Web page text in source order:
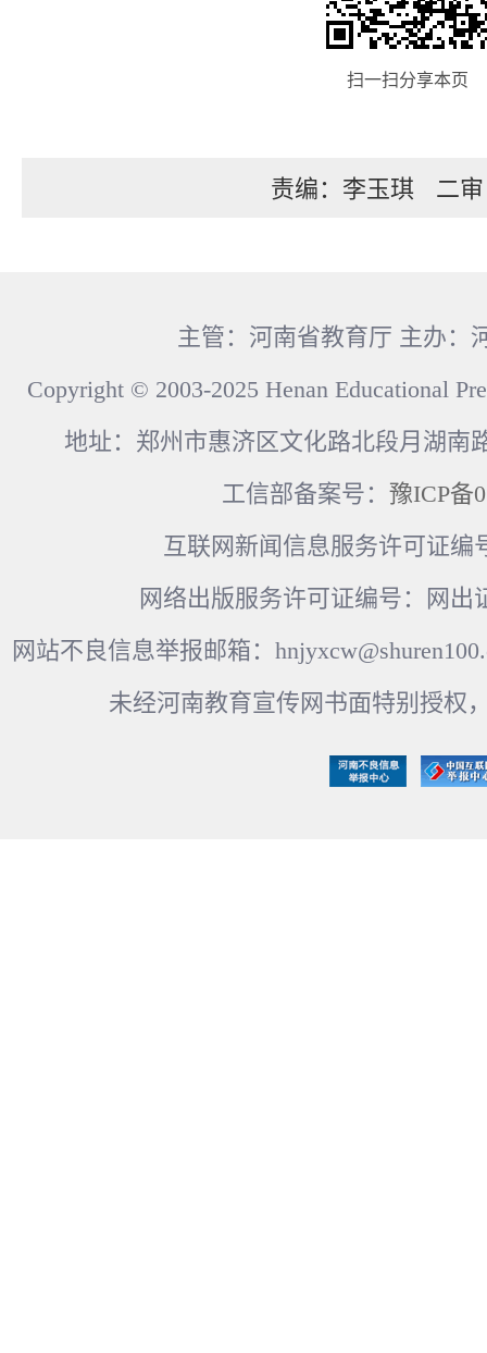
扫一扫分享本页
责编：李玉琪 二
主管：河南省教育厅 主办：
Copyright © 2003-2025 Henan Educational
地址：郑州市惠济区文化路北段月湖南
工信部备案号： 豫ICP备
互联网新闻信息服务许可证编
网络出版服务许可证编号：网出
网站不良信息举报邮箱：
未经河南教育宣传网书面特别授权